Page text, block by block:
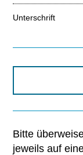
Unterschrift
Bitte
jeweils auf